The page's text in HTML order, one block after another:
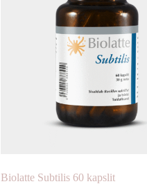
Biolatte Subtilis 60 kapslit